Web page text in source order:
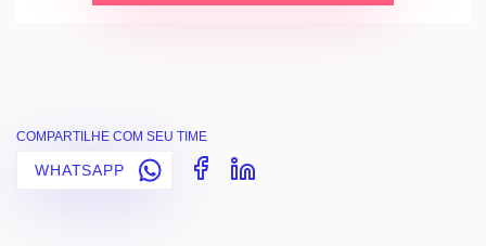
COMPARTILHE COM SEU TIME
WHATSAPP